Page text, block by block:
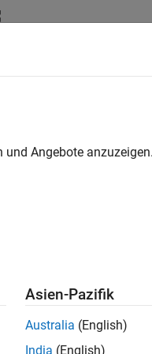
in your code
Angebote
Asien-Pazifik
Australia (English)
India (English)